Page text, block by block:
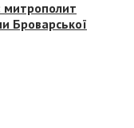
митрополит
Броварської